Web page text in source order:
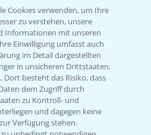
im Mais mit
Cookies verwenden, um Ihre
zu verstehen, unsere
Informationen mit unseren
Einwilligung umfasst auch
im Detail dargestellten
in unsicheren Drittstaaten,
Dort besteht das Risiko, dass
dem Zugriff durch
zu Kontroll- und
und dagegen keine
Verfügung stehen.